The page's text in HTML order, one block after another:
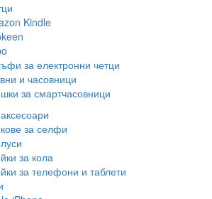
Kindle
за електронни четци
и часовници
за смартчасовници
за селфи
за кола
за телефони и таблети